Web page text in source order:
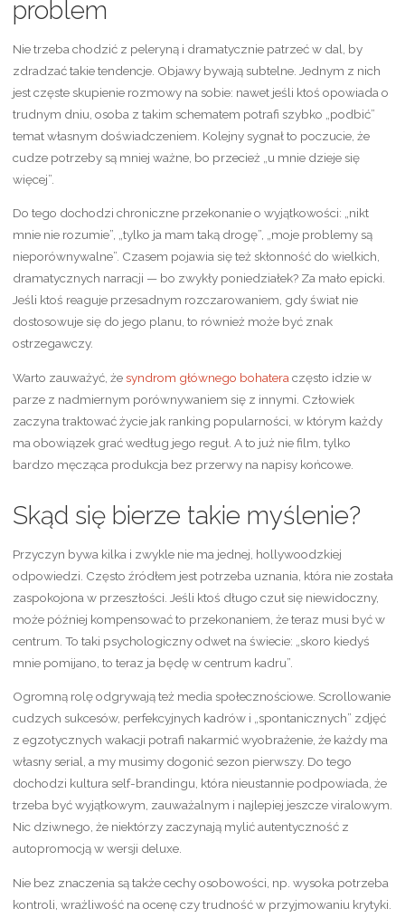
problem
Nie trzeba chodzić z peleryną i dramatycznie patrzeć w dal, by
zdradzać takie tendencje. Objawy bywają subtelne. Jednym z nich
jest częste skupienie rozmowy na sobie: nawet jeśli ktoś opowiada o
trudnym dniu, osoba z takim schematem potrafi szybko „podbić”
temat własnym doświadczeniem. Kolejny sygnał to poczucie, że
cudze potrzeby są mniej ważne, bo przecież „u mnie dzieje się
więcej”.
Do tego dochodzi chroniczne przekonanie o wyjątkowości: „nikt
mnie nie rozumie”, „tylko ja mam taką drogę”, „moje problemy są
nieporównywalne”. Czasem pojawia się też skłonność do wielkich,
dramatycznych narracji — bo zwykły poniedziałek? Za mało epicki.
Jeśli ktoś reaguje przesadnym rozczarowaniem, gdy świat nie
dostosowuje się do jego planu, to również może być znak
ostrzegawczy.
Warto zauważyć, żesyndrom głównego bohatera często idzie w
parze z nadmiernym porównywaniem się z innymi. Człowiek
zaczyna traktować życie jak ranking popularności, w którym każdy
ma obowiązek grać według jego reguł. A to już nie film, tylko
bardzo męcząca produkcja bez przerwy na napisy końcowe.
Skąd się bierze takie myślenie?
Przyczyn bywa kilka i zwykle nie ma jednej, hollywoodzkiej
odpowiedzi. Często źródłem jest potrzeba uznania, która nie została
zaspokojona w przeszłości. Jeśli ktoś długo czuł się niewidoczny,
może później kompensować to przekonaniem, że teraz musi być w
centrum. To taki psychologiczny odwet na świecie: „skoro kiedyś
mnie pomijano, to teraz ja będę w centrum kadru”.
Ogromną rolę odgrywają też media społecznościowe. Scrollowanie
cudzych sukcesów, perfekcyjnych kadrów i „spontanicznych” zdjęć
z egzotycznych wakacji potrafi nakarmić wyobrażenie, że każdy ma
własny serial, a my musimy dogonić sezon pierwszy. Do tego
dochodzi kultura self-brandingu, która nieustannie podpowiada, że
trzeba być wyjątkowym, zauważalnym i najlepiej jeszcze viralowym.
Nic dziwnego, że niektórzy zaczynają mylić autentyczność z
autopromocją w wersji deluxe.
Nie bez znaczenia są także cechy osobowości, np. wysoka potrzeba
kontroli, wrażliwość na ocenę czy trudność w przyjmowaniu krytyki.